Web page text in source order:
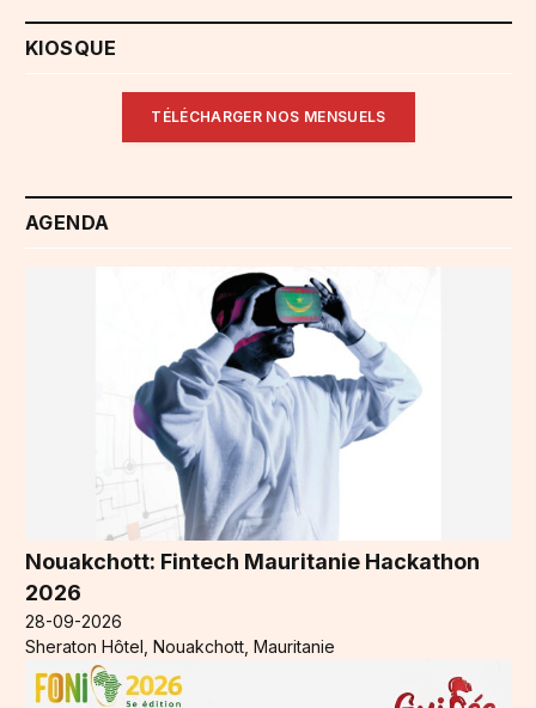
KIOSQUE
TÉLÉCHARGER NOS MENSUELS
AGENDA
Nouakchott: Fintech Mauritanie Hackathon
2026
28-09-2026
Sheraton Hôtel, Nouakchott, Mauritanie